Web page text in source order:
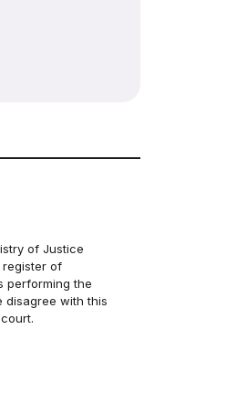
of Justice
register of
performing the
disagree with this